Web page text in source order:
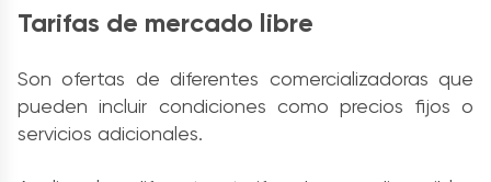
Tarifas de mercado libre
Son ofertas de diferentes comercializadoras que
pueden incluir condiciones como precios fijos o
servicios adicionales.